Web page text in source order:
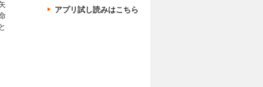
アプリ試し読みはこちら